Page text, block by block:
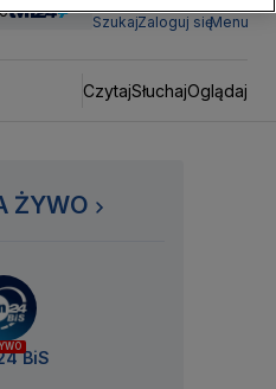
SzukajZaloguj sięMenu
CzytajSłuchajOglądaj
ŻYWO
BiS